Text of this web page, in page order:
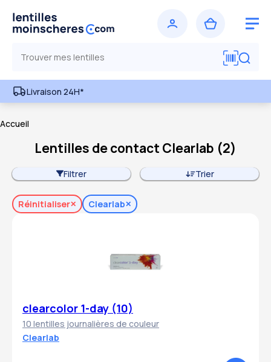
Livraison 24H*
Accueil
Lentilles de contact Clearlab (2)
Filtrer Trier
Réinitialiser Clearlab
clearcolor 1-day (10)
10 lentilles journalières de couleur
Clearlab